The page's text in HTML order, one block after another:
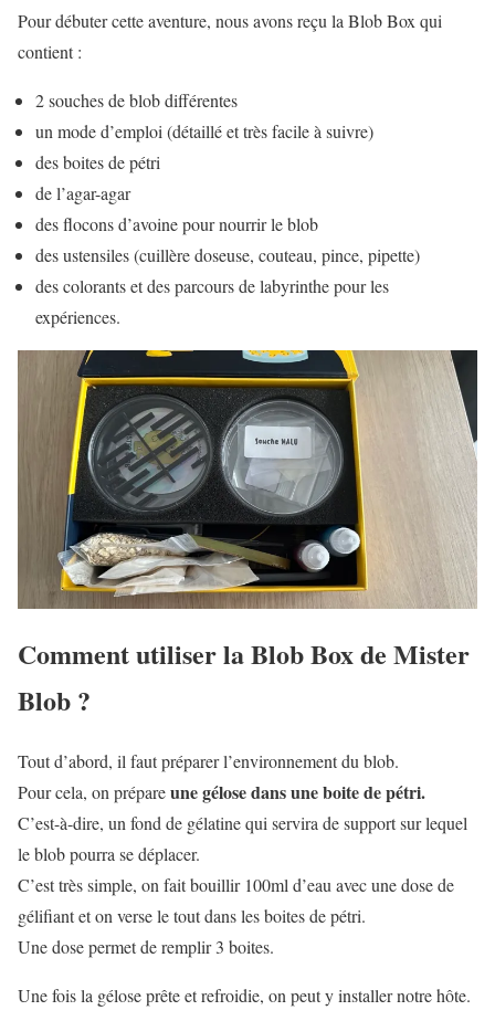
Pour débuter cette aventure, nous avons reçu la Blob Box qui
contient :
2 souches de blob différentes
un mode d’emploi (détaillé et très facile à suivre)
des boites de pétri
de l’agar-agar
des flocons d’avoine pour nourrir le blob
des ustensiles (cuillère doseuse, couteau, pince, pipette)
des colorants et des parcours de labyrinthe pour les
expériences.
Comment utiliser la Blob Box de Mister
Blob ?
Tout d’abord, il faut préparer l’environnement du blob.
Pour cela, on prépareune gélose dans une boite de pétri.
C’est-à-dire, un fond de gélatine qui servira de support sur lequel
le blob pourra se déplacer.
C’est très simple, on fait bouillir 100ml d’eau avec une dose de
gélifiant et on verse le tout dans les boites de pétri.
Une dose permet de remplir 3 boites.
Une fois la gélose prête et refroidie, on peut y installer notre hôte.